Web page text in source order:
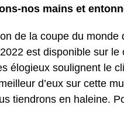
nos mains et
de la coupe du
est disponible sur le
élogieux soulignent le
d’eux sur cette
tiendrons en haleine.